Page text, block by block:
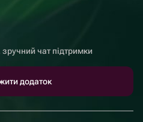
чат підтримки
додаток